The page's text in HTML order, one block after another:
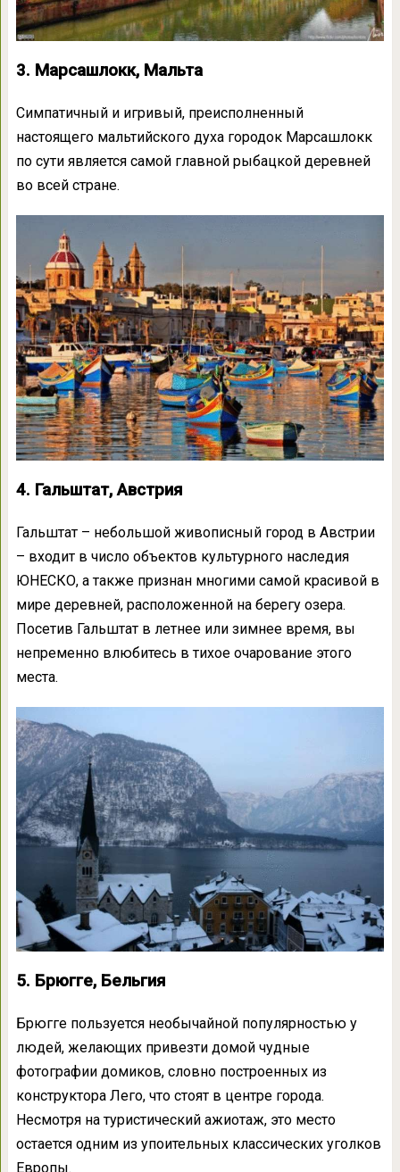
3. Марсашлокк, Мальта
Симпатичный и игривый, преисполненный
настоящего мальтийского духа городок Марсашлокк
по сути является самой главной рыбацкой деревней
во всей стране.
4. Гальштат, Австрия
Гальштат – небольшой живописный город в Австрии
– входит в число объектов культурного наследия
ЮНЕСКО, а также признан многими самой красивой в
мире деревней, расположенной на берегу озера.
Посетив Гальштат в летнее или зимнее время, вы
непременно влюбитесь в тихое очарование этого
места.
5. Брюгге, Бельгия
Брюгге пользуется необычайной популярностью у
людей, желающих привезти домой чудные
фотографии домиков, словно построенных из
конструктора Лего, что стоят в центре города.
Несмотря на туристический ажиотаж, это место
остается одним из упоительных классических уголков
Европы.